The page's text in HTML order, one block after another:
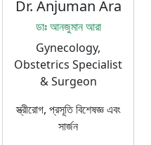
Dr. Anjuman Ara
ডাঃ আনজুমান আরা
Gynecology,
Obstetrics Specialist
& Surgeon
স্ত্রীরোগ, প্রসূতি বিশেষজ্ঞ এবং
সার্জন